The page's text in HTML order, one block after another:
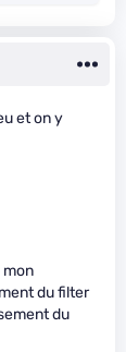
et on y
mon
du filter
du